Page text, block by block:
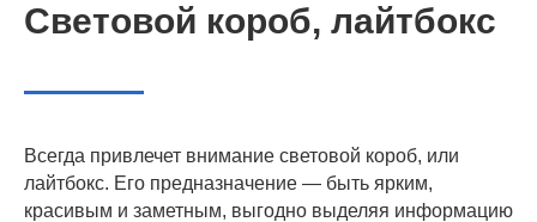
Световой короб, лайтбокс
Всегда привлечет внимание световой короб, или
лайтбокс. Его предназначение — быть ярким,
красивым и заметным, выгодно выделяя информацию